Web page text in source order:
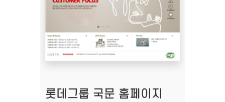
롯데그룹 국문 홈페이지